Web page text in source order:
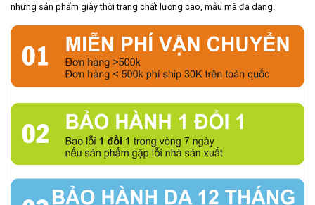
những sản phẩm giày thời trang chất lượng cao, mẫu mã đa dạng.